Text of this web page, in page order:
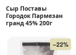
Сыр Поставы
Городок Пармезан
гранд 45% 200г
–22%